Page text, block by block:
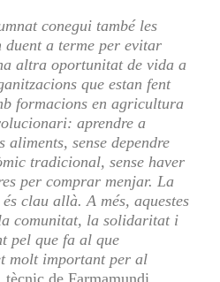
conegui també les
duent a terme per evitar
altra oportunitat de vida a
que estan fent
formacions en agricultura
aprendre a
sense dependre
tradicional, sense haver
per comprar menjar. La
clau allà. A més, aquestes
comunitat, la solidaritat i
pel que fa al que
molt important per al